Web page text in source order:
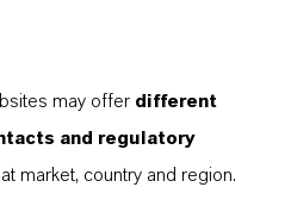
der richtige
ist
may offer different
and regulatory
market, country and region.